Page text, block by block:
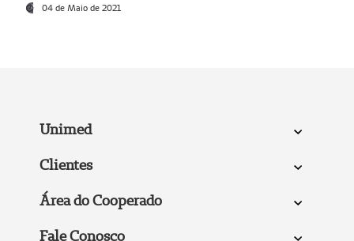
04 de Maio de 2021
Unimed
Clientes
Área do Cooperado
Fale Conosco